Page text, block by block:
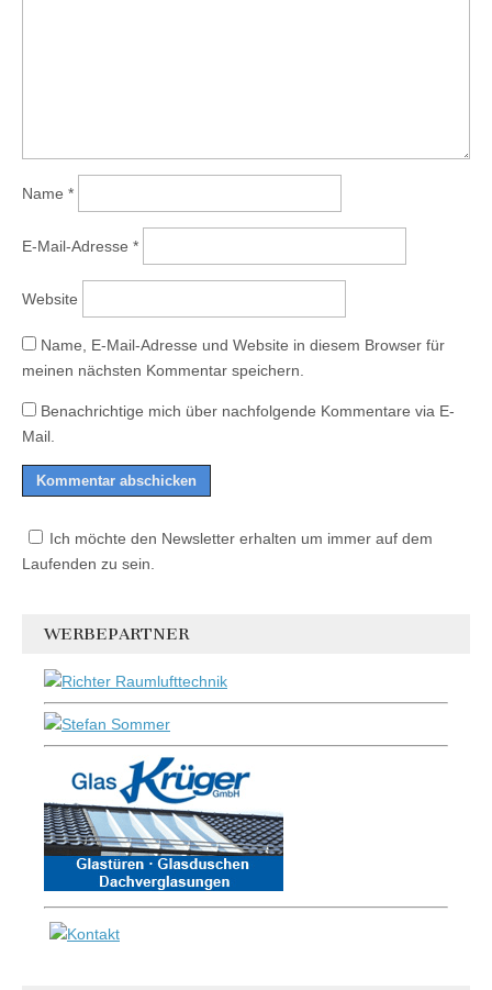
Name *
E-Mail-Adresse *
Website
Name, E-Mail-Adresse und Website in diesem Browser für
meinen nächsten Kommentar speichern.
Benachrichtige mich über nachfolgende Kommentare via E-
Mail.
Ich möchte den Newsletter erhalten um immer auf dem
Laufenden zu sein.
WERBEPARTNER